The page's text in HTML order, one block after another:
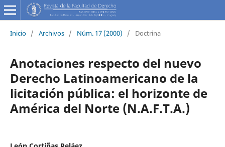
Inicio / Archivos / Núm. 17 (2000) / Doctrina
Anotaciones respecto del nuevo
Derecho Latinoamericano de la
licitación pública: el horizonte de
América del Norte (N.A.F.T.A.)